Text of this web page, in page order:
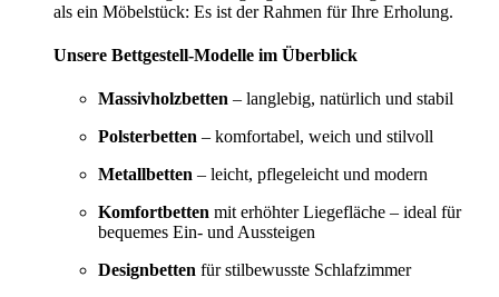
als ein Möbelstück: Es ist der Rahmen für Ihre Erholung.
Unsere Bettgestell-Modelle im Überblick
Massivholzbetten – langlebig, natürlich und stabil
Polsterbetten – komfortabel, weich und stilvoll
Metallbetten – leicht, pflegeleicht und modern
Komfortbetten mit erhöhter Liegefläche – ideal für
bequemes Ein- und Aussteigen
Designbetten für stilbewusste Schlafzimmer